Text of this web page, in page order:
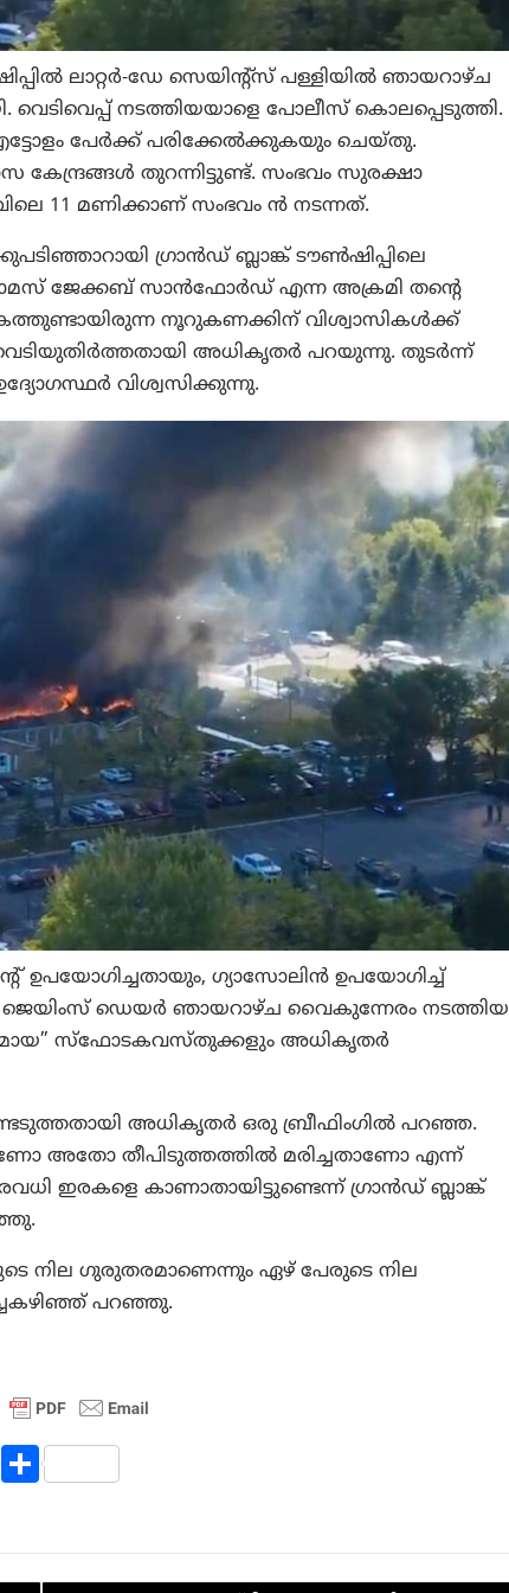
ലാറ്റർ-ഡേ സെയിന്റ്സ് പള്ളിയിൽ ഞായറാഴ്ച
വെടിവെപ്പ് നടത്തിയയാളെ പോലീസ് കൊലപ്പെടുത്തി.
പേര്‍ക്ക് പരിക്കേല്‍ക്കുകയും ചെയ്തു.
കേന്ദ്രങ്ങൾ തുറന്നിട്ടുണ്ട്. സംഭവം സുരക്ഷാ
11 മണിക്കാണ് സംഭവം ന്‍ നടന്നത്.
ഗ്രാൻഡ് ബ്ലാങ്ക് ടൗൺഷിപ്പിലെ
ജേക്കബ് സാൻഫോർഡ് എന്ന അക്രമി തന്റെ
നൂറുകണക്കിന് വിശ്വാസികൾക്ക്
അധികൃതർ പറയുന്നു. തുടര്‍ന്ന്
വിശ്വസിക്കുന്നു.
ഉപയോഗിച്ചതായും, ഗ്യാസോലിൻ ഉപയോഗിച്ച്
ജെയിംസ് ഡെയർ ഞായറാഴ്ച വൈകുന്നേരം നടത്തിയ
സ്ഫോടകവസ്തുക്കളും അധികൃതർ
അധികൃതർ ഒരു ബ്രീഫിംഗിൽ പറഞ്ഞ.
അതോ തീപിടുത്തത്തിൽ മരിച്ചതാണോ എന്ന്
ഇരകളെ കാണാതായിട്ടുണ്ടെന്ന് ഗ്രാൻഡ് ബ്ലാങ്ക്
നില ഗുരുതരമാണെന്നും ഏഴ് പേരുടെ നില
പറഞ്ഞു.
R S
ar
e